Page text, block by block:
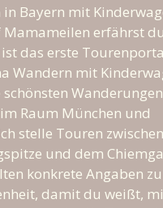
Bayern mit
Mamameilen erfährst
das erste
Wandern mit
Raum München und
stelle Touren zwischen
und dem
konkrete Angaben
damit du weißt,